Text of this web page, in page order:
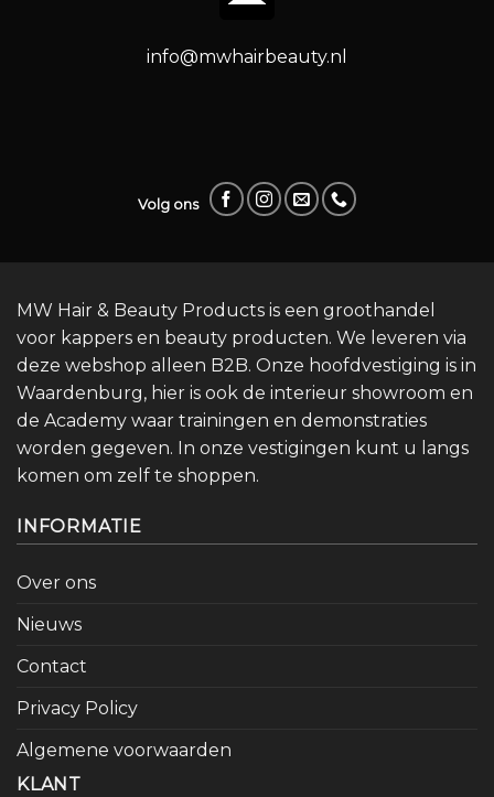
info@mwhairbeauty.nl
Volg ons
MW Hair & Beauty Products is een groothandel
voor kappers en beauty producten. We leveren via
deze webshop alleen B2B. Onze hoofdvestiging is in
Waardenburg, hier is ook de interieur showroom en
de Academy waar trainingen en demonstraties
worden gegeven. In onze vestigingen kunt u langs
komen om zelf te shoppen.
INFORMATIE
Over ons
Nieuws
Contact
Privacy Policy
Algemene voorwaarden
KLANT